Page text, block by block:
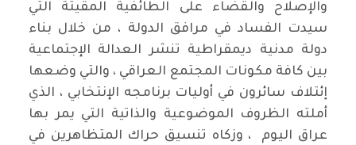
والإصلاح والقضاء على الطائفية المقيتة التي
سيدت الفساد في مرافق الدولة ، من خلال بناء
دولة مدنية ديمقراطية تنشر العدالة الإجتماعية
بين كافة مكونات المجتمع العراقي ، والتي وضعها
إئتلاف سائرون في أوليات برنامجه الإنتخابي ، الذي
أملته الظروف الموضوعية والذاتية التي يمر بها
عراق اليوم ، وزكاه تنسيق حراك المتظاهرين في